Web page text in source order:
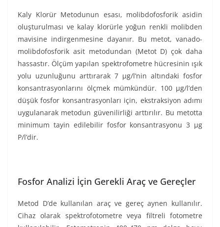
Kaly Klorür Metodunun esası, molibdofosforik asidin
oluşturulması ve kalay klorürle yoğun renkli molibden
mavisine indirgenmesine dayanır. Bu metot, vanado-
molibdofosforik asit metodundan (Metot D) çok daha
hassastır. Ölçüm yapılan spektrofometre hücresinin ışık
yolu uzunluğunu arttırarak 7 µg/l’nin altındaki fosfor
konsantrasyonlarını ölçmek mümkündür. 100 µg/l’den
düşük fosfor konsantrasyonları için, ekstraksiyon adımı
uygulanarak metodun güvenilirliği arttırılır. Bu metotta
minimum tayin edilebilir fosfor konsantrasyonu 3 µg
P/l’dir.
Fosfor Analizi İçin Gerekli Araç ve Gereçler
Metod D’de kullanılan araç ve gereç aynen kullanılır.
Cihaz olarak spektrofotometre veya filtreli fotometre